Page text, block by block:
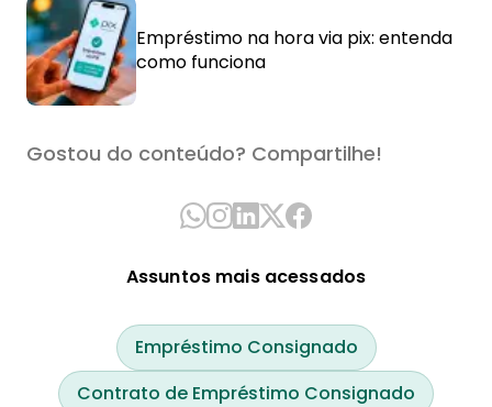
Empréstimo na hora via pix: entenda
como funciona
Gostou do conteúdo? Compartilhe!
Assuntos mais acessados
Empréstimo Consignado
Contrato de Empréstimo Consignado